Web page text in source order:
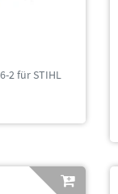
2 für STIHL